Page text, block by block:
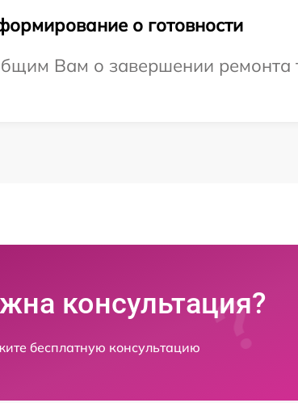
о готовности
Вам о завершении ремонта
консультация?
бесплатную консультацию